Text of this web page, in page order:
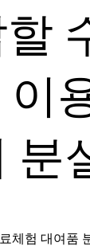
할
이
분
체험 대여품